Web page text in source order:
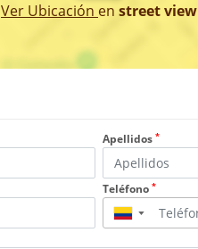
Ver Ubicación en street view
Apellidos *
Teléfono *
▼